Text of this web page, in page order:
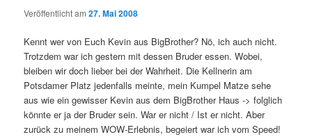
Veröffentlicht am27. Mai 2008
Kennt wer von Euch Kevin aus BigBrother? Nö, ich auch nicht.
Trotzdem war ich gestern mit dessen Bruder essen. Wobei,
bleiben wir doch lieber bei der Wahrheit. Die Kellnerin am
Potsdamer Platz jedenfalls meinte, mein Kumpel Matze sehe
aus wie ein gewisser Kevin aus dem BigBrother Haus -> folglich
könnte er ja der Bruder sein. War er nicht / Ist er nicht. Aber
zurück zu meinem WOW-Erlebnis, begeiert war ich vom Speed!